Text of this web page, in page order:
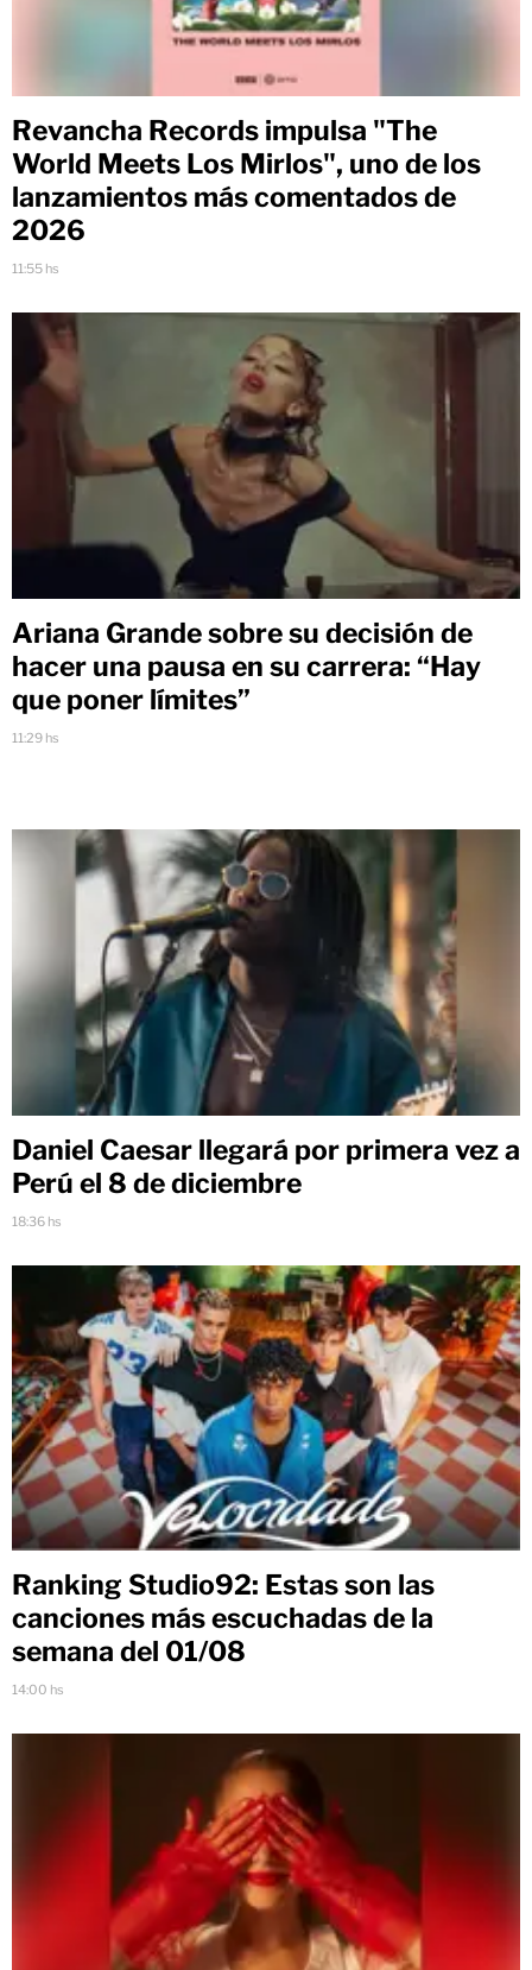
Revancha Records impulsa "The
World Meets Los Mirlos", uno de los
lanzamientos más comentados de
2026
11:55 hs
Ariana Grande sobre su decisión de
hacer una pausa en su carrera: “Hay
que poner límites”
11:29 hs
Daniel Caesar llegará por primera vez a
Perú el 8 de diciembre
18:36 hs
Ranking Studio92: Estas son las
canciones más escuchadas de la
semana del 01/08
14:00 hs